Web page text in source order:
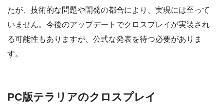
たが、技術的な問題や開発の都合により、実現には至って
いません。今後のアップデートでクロスプレイが実装され
る可能性もありますが、公式な発表を待つ必要がありま
す。
PC版テラリアのクロスプレイ